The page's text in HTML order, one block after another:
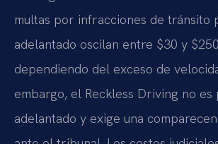
multas por infracciones de tránsito
adelantado oscilan entre $30 y
dependiendo del exceso de
embargo, el Reckless Driving no
adelantado y exige una